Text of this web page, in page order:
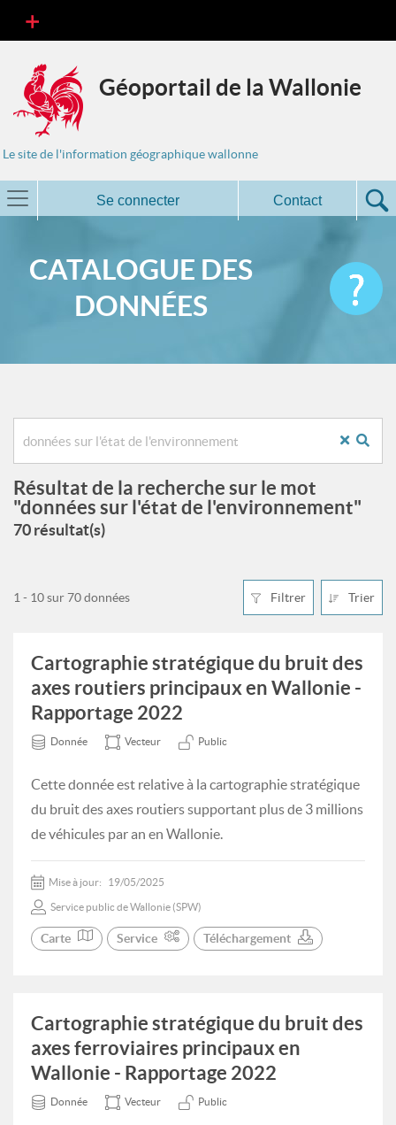
Géoportail de la Wallonie
Le site de l'information géographique wallonne
Se connecter Contact
CATALOGUE DES
DONNÉES
Résultat de la recherche sur le mot
"données sur l'état de l'environnement"
70 résultat(s)
Filtrer Trier
1 - 10 sur 70 données
Cartographie stratégique du bruit des
axes routiers principaux en Wallonie -
Rapportage 2022
Donnée Vecteur Public
Cette donnée est relative à la cartographie stratégique
du bruit des axes routiers supportant plus de 3 millions
de véhicules par an en Wallonie.
Mise à jour: 19/05/2025
Service public de Wallonie (SPW)
Carte Service Téléchargement
Cartographie stratégique du bruit des
axes ferroviaires principaux en
Wallonie - Rapportage 2022
Donnée Vecteur Public